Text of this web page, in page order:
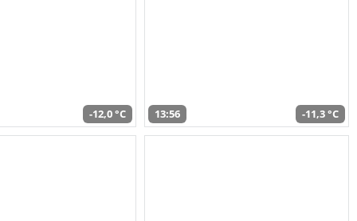
-12,0 °C 13:56 -11,3 °C